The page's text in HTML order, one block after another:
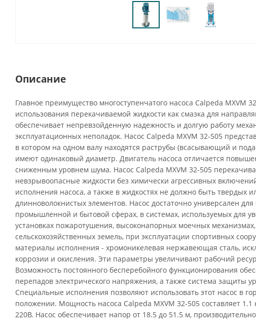
Описание
Главное преимущество многоступенчатого насоса Calpeda MXVM
использования перекачиваемой жидкости как смазка для
обеспечивает непревзойденную надежность и долгую работу
эксплуатационных неполадок. Насос Calpeda MXVM 32-505
в котором на одном валу находятся раструбы (всасывающий и
имеют одинаковый диаметр. Двигатель насоса отличается
сниженным уровнем шума. Насос Calpeda MXVM 32-505
невзрывоопасные жидкости без химически агрессивных
исполнения насоса, а также в жидкостях не должно быть твердых
длинноволокнистых элементов. Насос достаточно универсален
промышленной и бытовой сферах, в системах, используемых для
установках пожаротушения, высоконапорных моечных
сельскохозяйственных земель, при эксплуатации спортивных
материалы исполнения - хромоникелевая нержавеющая сталь,
коррозии и окисления. Эти параметры увеличивают рабочий
Возможность постоянного бесперебойного функционирования
перепадов электрического напряжения, а также система защиты
Специальные исполнения позволяют использовать этот насос в
положении. Мощность насоса Calpeda MXVM 32-505 составляет
220В. Насос обеспечивает напор от 18.5 до 51.5 м,